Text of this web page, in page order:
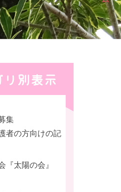
集
者の方向けの記
『太陽の会』